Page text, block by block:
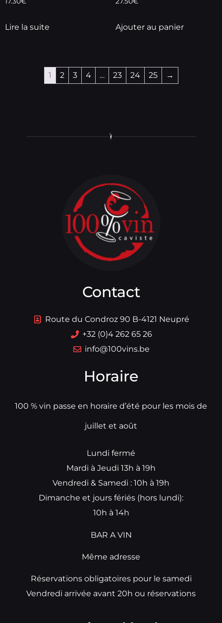
Lire la suite Ajouter au panier
1 2 3 4 … 23 24 25 →
Contact
Route du Condroz 90 B-4121 Neupré
+32 (0)4 262 65 26
info@100vins.be
Horaire
100 % vin passe en horaire d’été pour les mois de
juillet et août
Lundi fermé
Mardi à Jeudi 13h à 19h
Vendredi & Samedi : 10h à 19h
Dimanche et jours fériés (hors lundi):
10h à 14h
BAR A VIN
Même adresse
Réservations obligatoires pour le samedi
Vendredi arrivée avant 20h ou réservations